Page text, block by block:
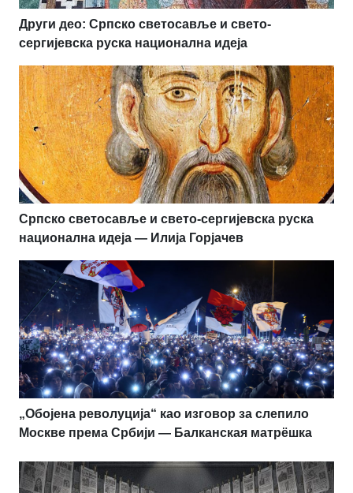
Други део: Српско светосавље и свето-
сергијевска руска национална идеја
Српско светосавље и свето-сергијевска руска
национална идеја — Илија Горјачев
„Обојена револуција“ као изговор за слепило
Москве према Србији — Балканская матрёшка